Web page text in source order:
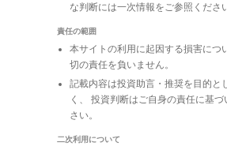
な判断には一次情報をご参照くださ
責任の範囲
本サイトの利用に起因する損害につ
切の責任を負いません。
記載内容は投資助言・推奨を目的と
く、 投資判断はご自身の責任に基
さい。
二次利用について